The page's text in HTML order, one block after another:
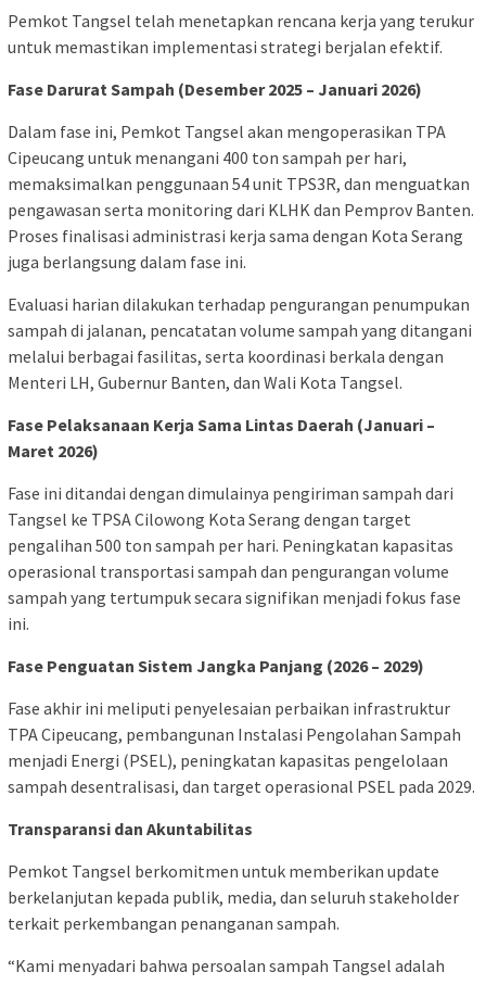
Pemkot Tangsel telah menetapkan rencana kerja yang terukur
untuk memastikan implementasi strategi berjalan efektif.
Fase Darurat Sampah (Desember 2025 – Januari 2026)
Dalam fase ini, Pemkot Tangsel akan mengoperasikan TPA
Cipeucang untuk menangani 400 ton sampah per hari,
memaksimalkan penggunaan 54 unit TPS3R, dan menguatkan
pengawasan serta monitoring dari KLHK dan Pemprov Banten.
Proses finalisasi administrasi kerja sama dengan Kota Serang
juga berlangsung dalam fase ini.
Evaluasi harian dilakukan terhadap pengurangan penumpukan
sampah di jalanan, pencatatan volume sampah yang ditangani
melalui berbagai fasilitas, serta koordinasi berkala dengan
Menteri LH, Gubernur Banten, dan Wali Kota Tangsel.
Fase Pelaksanaan Kerja Sama Lintas Daerah (Januari –
Maret 2026)
Fase ini ditandai dengan dimulainya pengiriman sampah dari
Tangsel ke TPSA Cilowong Kota Serang dengan target
pengalihan 500 ton sampah per hari. Peningkatan kapasitas
operasional transportasi sampah dan pengurangan volume
sampah yang tertumpuk secara signifikan menjadi fokus fase
ini.
Fase Penguatan Sistem Jangka Panjang (2026 – 2029)
Fase akhir ini meliputi penyelesaian perbaikan infrastruktur
TPA Cipeucang, pembangunan Instalasi Pengolahan Sampah
menjadi Energi (PSEL), peningkatan kapasitas pengelolaan
sampah desentralisasi, dan target operasional PSEL pada 2029.
Transparansi dan Akuntabilitas
Pemkot Tangsel berkomitmen untuk memberikan update
berkelanjutan kepada publik, media, dan seluruh stakeholder
terkait perkembangan penanganan sampah.
“Kami menyadari bahwa persoalan sampah Tangsel adalah